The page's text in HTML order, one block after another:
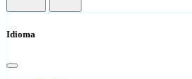
Idioma